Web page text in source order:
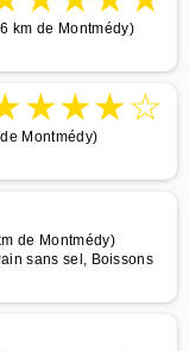
km de Montmédy)
★★★☆
Montmédy)
de Montmédy)
sans sel, Boissons